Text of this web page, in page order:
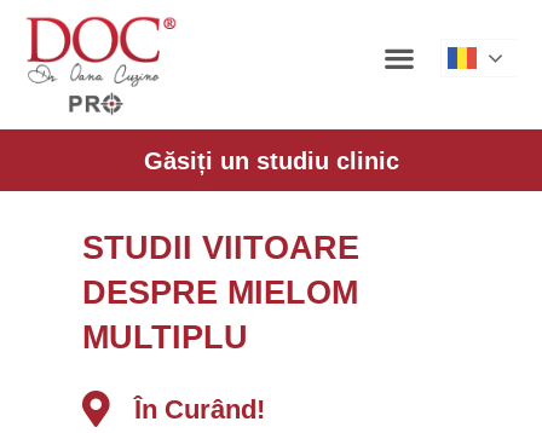
Găsiți un studiu clinic
STUDII VIITOARE
DESPRE MIELOM
MULTIPLU
În Curând!